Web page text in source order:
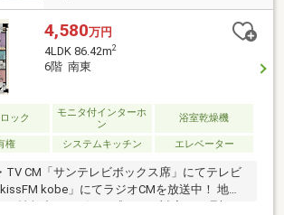
4,580万円
4LDK 86.42m2
6階 南東
ック
モニタ付インターホ
ン
浴室乾燥機
権 システムキッチン エレベーター
TV CM「サンテレビボックス席」にてテレビ
kobe」にてラジオCMを放送中！ 地域
た情報力とスピード感のある対応で、理想の